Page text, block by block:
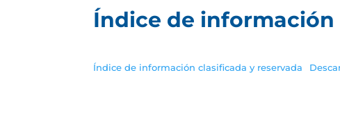
Índice de información
Índice de información clasificada y reservada